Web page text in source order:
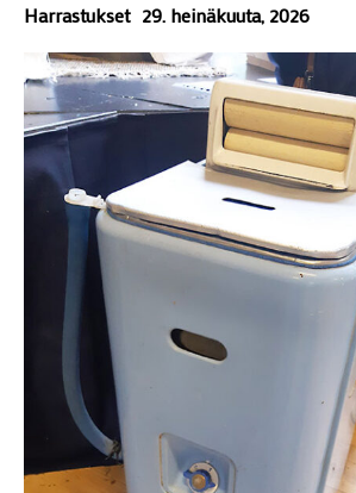
Harrastukset 29. heinäkuuta, 2026